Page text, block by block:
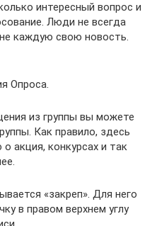
интересный вопрос и
Люди не всегда
каждую свою новость.
Опроса.
из группы вы можете
Как правило, здесь
акция, конкурсах и так
«закреп». Для него
в правом верхнем углу